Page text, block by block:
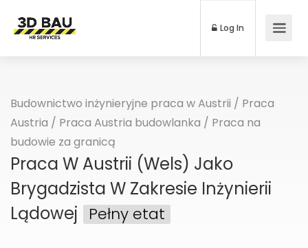
Log In
Budownictwo inżynieryjne praca w Austrii / Praca
Austria / Praca Austria budowlanka / Praca na
budowie za granicą
Praca W Austrii (Wels) Jako
Brygadzista W Zakresie Inżynierii
Lądowej
Pełny etat